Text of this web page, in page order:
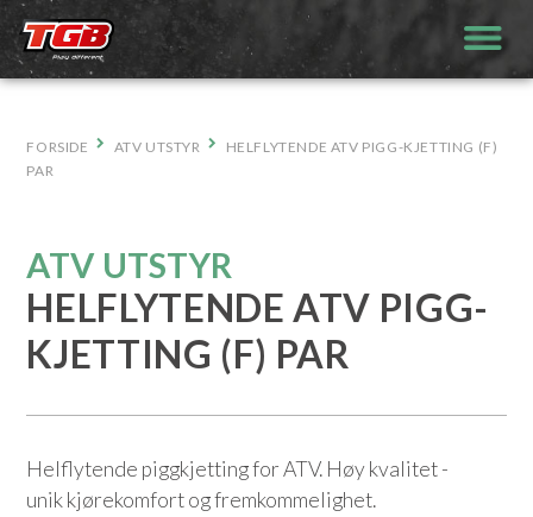
Hopp
til
innhold
FORSIDE ATV UTSTYR
HELFLYTENDE ATV PIGG-KJETTING (F)
PAR
ATV UTSTYR
HELFLYTENDE ATV PIGG-
KJETTING (F) PAR
Helflytende piggkjetting for ATV. Høy kvalitet -
unik kjørekomfort og fremkommelighet.